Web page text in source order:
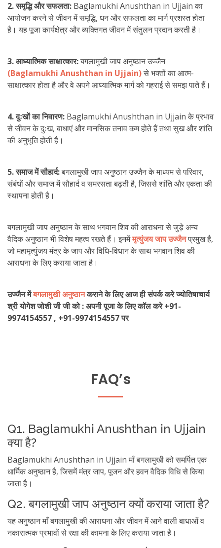
2. समृद्धि और सफलता: Baglamukhi Anushthan in Ujjain का
आयोजन करने से जीवन में समृद्धि, धन और सफलता का मार्ग प्रशस्त होता
है। यह पूजा कार्यक्षेत्र और व्यक्तिगत जीवन में संतुलन प्रदान करती है।
3. आध्यात्मिक साक्षात्कार:बगलामुखी जाप अनुष्ठान उज्जैन
(Baglamukhi Anushthan in Ujjain)से भक्तों का आत्म-
साक्षात्कार होता है और वे अपने आध्यात्मिक मार्ग को गहराई से समझ पाते हैं।
4. दुःखों का निवारण: Baglamukhi Anushthan in Ujjain के प्रभाव
से जीवन के दुःख, बाधाएं और मानसिक तनाव कम होते हैं तथा सुख और शांति
की अनुभूति होती है।
5. समाज में सौहार्द:बगलामुखी जाप अनुष्ठान उज्जैन के माध्यम से परिवार,
संबंधों और समाज में सौहार्द व समरसता बढ़ती है, जिससे शांति और एकता की
स्थापना होती है।
बगलामुखी जाप अनुष्ठान के साथ भगवान शिव की आराधना से जुड़े अन्य
वैदिक अनुष्ठान भी विशेष महत्व रखते हैं। इनमेंमृत्युंजय जाप उज्जैनप्रमुख है,
जो महामृत्युंजय मंत्र के जाप और विधि-विधान के साथ भगवान शिव की
आराधना के लिए कराया जाता है।
उज्जैन मेंबगलामुखी अनुष्ठानकराने के लिए आज ही संपर्क करे ज्योतिषाचार्य
श्री योगेश जोशी जी जी को : अपनी पूजा के लिए कॉल करे +91-
9974154557 , +91-9974154557 पर
FAQ’s
Q1. Baglamukhi Anushthan in Ujjain
क्या है?
Baglamukhi Anushthan in Ujjain माँ बगलामुखी को समर्पित एक
धार्मिक अनुष्ठान है, जिसमें मंत्र जाप, पूजन और हवन वैदिक विधि से किया
जाता है।
Q2. बगलामुखी जाप अनुष्ठान क्यों कराया जाता है?
यह अनुष्ठान माँ बगलामुखी की आराधना और जीवन में आने वाली बाधाओं व
नकारात्मक प्रभावों से रक्षा की कामना के लिए कराया जाता है।